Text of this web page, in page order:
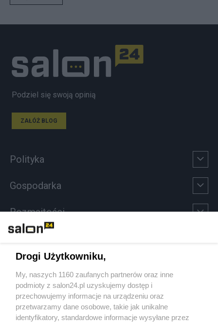
Podziel się swoją opinią
ZAŁÓŻ BLOG
Polityka
Gospodarka
Rozmaitości
Sport
Społeczeństwo
Kultura
Drogi Użytkowniku,
My, naszych 1160 zaufanych partnerów oraz inne
podmioty z salon24.pl uzyskujemy dostęp i
przechowujemy informacje na urządzeniu oraz
przetwarzamy dane osobowe, takie jak unikalne
identyfikatory, standardowe informacje wysyłane przez